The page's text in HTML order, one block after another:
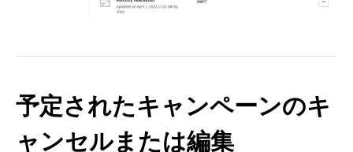
予定されたキャンペーンのキ
ャンセルまたは編集